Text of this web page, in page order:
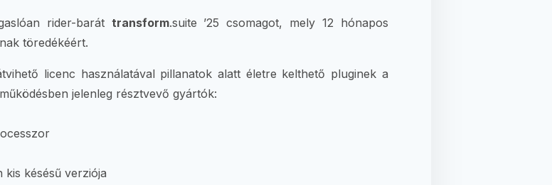
rider-barát transform.suite ’25 csomagot, mely 12 hónapos
töredékéért.
licenc használatával pillanatok alatt életre kelthető pluginek a
jelenleg résztvevő gyártók:
késésű verziója